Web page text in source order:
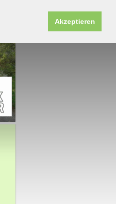
Akzeptieren